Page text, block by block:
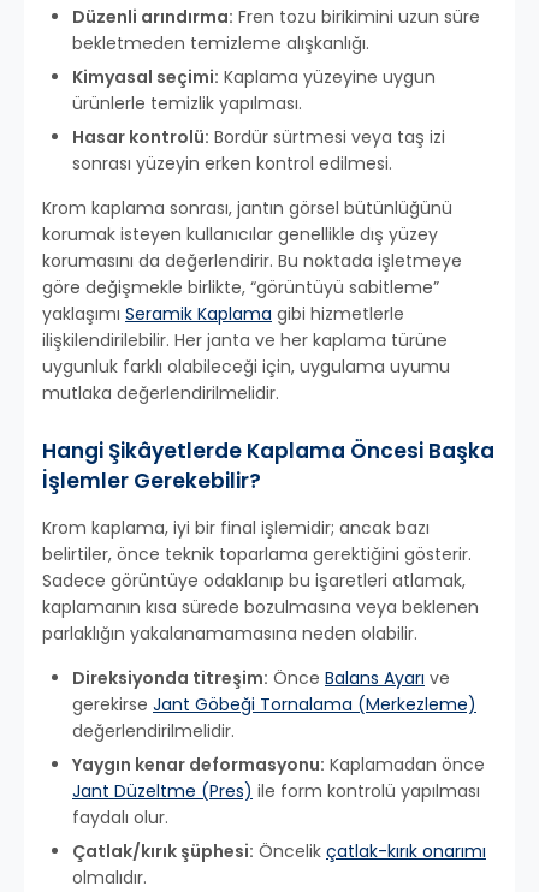
Düzenli arındırma: Fren tozu birikimini uzun süre
bekletmeden temizleme alışkanlığı.
Kimyasal seçimi: Kaplama yüzeyine uygun
ürünlerle temizlik yapılması.
Hasar kontrolü: Bordür sürtmesi veya taş izi
sonrası yüzeyin erken kontrol edilmesi.
Krom kaplama sonrası, jantın görsel bütünlüğünü
korumak isteyen kullanıcılar genellikle dış yüzey
korumasını da değerlendirir. Bu noktada işletmeye
göre değişmekle birlikte, “görüntüyü sabitleme”
yaklaşımı Seramik Kaplama gibi hizmetlerle
ilişkilendirilebilir. Her janta ve her kaplama türüne
uygunluk farklı olabileceği için, uygulama uyumu
mutlaka değerlendirilmelidir.
Hangi Şikâyetlerde Kaplama Öncesi Başka
İşlemler Gerekebilir?
Krom kaplama, iyi bir final işlemidir; ancak bazı
belirtiler, önce teknik toparlama gerektiğini gösterir.
Sadece görüntüye odaklanıp bu işaretleri atlamak,
kaplamanın kısa sürede bozulmasına veya beklenen
parlaklığın yakalanamamasına neden olabilir.
Direksiyonda titreşim: Önce Balans Ayarı ve
gerekirse Jant Göbeği Tornalama (Merkezleme)
değerlendirilmelidir.
Yaygın kenar deformasyonu: Kaplamadan önce
Jant Düzeltme (Pres) ile form kontrolü yapılması
faydalı olur.
Çatlak/kırık şüphesi: Öncelik çatlak-kırık onarımı
olmalıdır.